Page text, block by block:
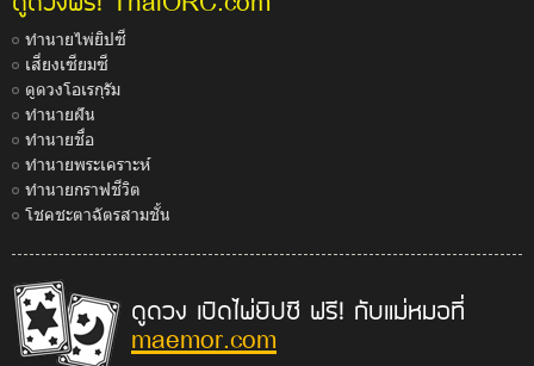
ทำนายไพ่ยิปซี
เสี่ยงเซียมซี
ดูดวงโอเรกุรัม
ทำนายฝัน
ทำนายชื่อ
ทำนายพระเคราะห์
ทำนายกราฟชีวิต
โชคชะตาฉัตรสามชั้น
ดูดวง เปิดไพ่ยิปซี ฟรี! กับแม่หมอที่
maemor.com